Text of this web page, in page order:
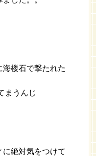
楼石で撃たれた
まうんじ
絶対気をつけて